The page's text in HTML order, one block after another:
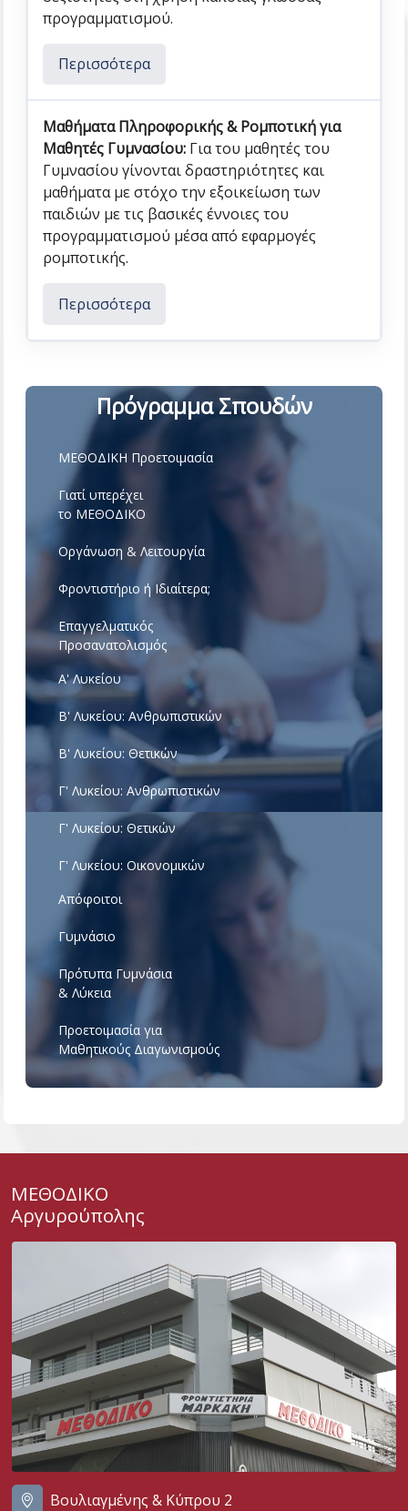
προγραμματισμού.
Περισσότερα
Μαθήματα Πληροφορικής & Ρομποτική για
Μαθητές Γυμνασίου: Για του μαθητές του
Γυμνασίου γίνονται δραστηριότητες και
μαθήματα με στόχο την εξοικείωση των
παιδιών με τις βασικές έννοιες του
προγραμματισμού μέσα από εφαρμογές
ρομποτικής.
Περισσότερα
Πρόγραμμα Σπουδών
ΜΕΘΟΔΙΚΗ Προετοιμασία
Γιατί υπερέχει
το ΜΕΘΟΔΙΚΟ
Οργάνωση & Λειτουργία
Φροντιστήριο ή Ιδιαίτερα;
Επαγγελματικός
Προσανατολισμός
Α' Λυκείου
Β' Λυκείου: Ανθρωπιστικών
Β' Λυκείου: Θετικών
Γ' Λυκείου: Ανθρωπιστικών
Γ' Λυκείου: Θετικών
Γ' Λυκείου: Οικονομικών
Απόφοιτοι
Γυμνάσιο
Πρότυπα Γυμνάσια
& Λύκεια
Προετοιμασία για
Μαθητικούς Διαγωνισμούς
ΜΕΘΟΔΙΚΟ
Αργυρούπολης
Βουλιαγμένης & Κύπρου 2